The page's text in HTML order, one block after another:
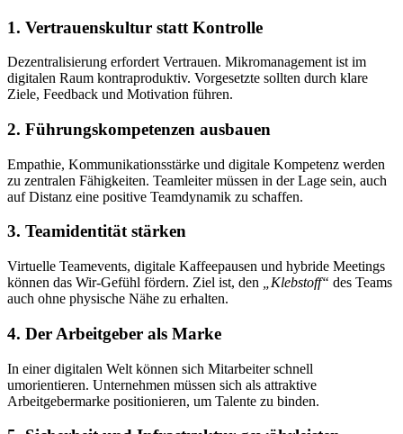
1. Vertrauenskultur statt Kontrolle
Dezentralisierung erfordert Vertrauen. Mikromanagement ist im
digitalen Raum kontraproduktiv. Vorgesetzte sollten durch klare
Ziele, Feedback und Motivation führen.
2. Führungskompetenzen ausbauen
Empathie, Kommunikationsstärke und digitale Kompetenz werden
zu zentralen Fähigkeiten. Teamleiter müssen in der Lage sein, auch
auf Distanz eine positive Teamdynamik zu schaffen.
3. Teamidentität stärken
Virtuelle Teamevents, digitale Kaffeepausen und hybride Meetings
können das Wir-Gefühl fördern. Ziel ist, den „Klebstoff“ des Teams
auch ohne physische Nähe zu erhalten.
4. Der Arbeitgeber als Marke
In einer digitalen Welt können sich Mitarbeiter schnell
umorientieren. Unternehmen müssen sich als attraktive
Arbeitgebermarke positionieren, um Talente zu binden.